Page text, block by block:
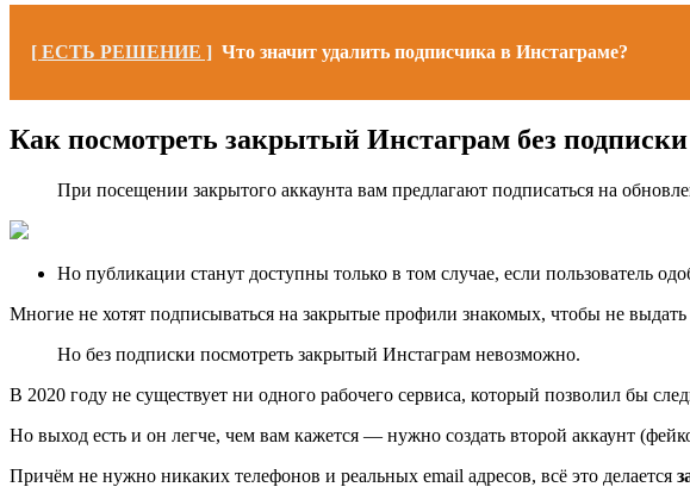
[ ЕСТЬ РЕШЕНИЕ ] Что значит удалить подписчика в Инстаграме?
Как посмотреть закрытый Инстаграм без подписки
При посещении закрытого аккаунта вам предлагают подписаться на
Но публикации станут доступны только в том случае, если пользователь
Многие не хотят подписываться на закрытые профили знакомых, чтобы не выдать
Но без подписки посмотреть закрытый Инстаграм невозможно.
В 2020 году не существует ни одного рабочего сервиса, который позволил бы
Но выход есть и он легче, чем вам кажется — нужно создать второй аккаунт
Причём не нужно никаких телефонов и реальных email адресов, всё это делается